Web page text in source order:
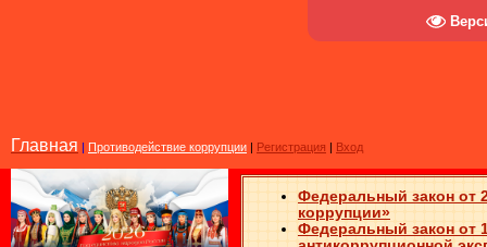
Главная | Противодействие коррупции | Регистрация | Вход
Федеральный закон от
коррупции»
Федеральный закон от